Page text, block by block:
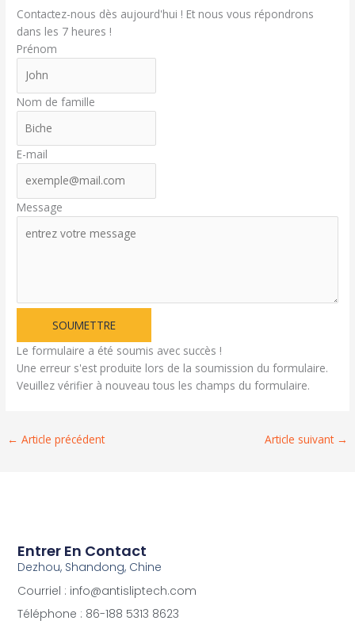
Contactez-nous dès aujourd'hui ! Et nous vous répondrons
dans les 7 heures !
Prénom
Nom de famille
E-mail
Message
SOUMETTRE
Le formulaire a été soumis avec succès !
Une erreur s'est produite lors de la soumission du formulaire.
Veuillez vérifier à nouveau tous les champs du formulaire.
← Article précédent Article suivant →
Entrer En Contact
Dezhou, Shandong, Chine
Courriel : info@antisliptech.com
Téléphone : 86-188 5313 8623